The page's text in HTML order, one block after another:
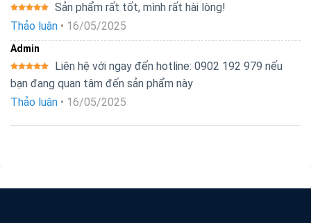
Được xếp
hạng5
Sản phẩm rất tốt, mình rất hài lòng!
Thảo luận • 16/05/2025
Admin
Được xếp
hạng 5 5
Liên hệ với ngay đến hotline: 0902 192 979 nếu
bạn đang quan tâm đến sản phẩm này
Thảo luận • 16/05/2025